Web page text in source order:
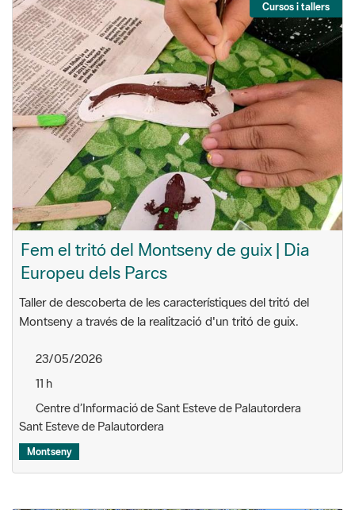
Cursos i tallers
Fem el tritó del Montseny de guix | Dia
Europeu dels Parcs
Taller de descoberta de les característiques del tritó del
Montseny a través de la realització d'un tritó de guix.
23/05/2026
11 h
Centre d’Informació de Sant Esteve de Palautordera
Sant Esteve de Palautordera
Montseny